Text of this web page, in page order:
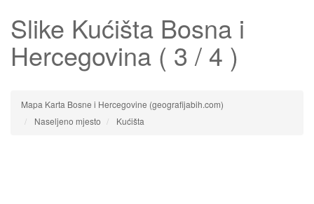
Slike Kućišta Bosna i
Hercegovina ( 3 / 4 )
Mapa Karta Bosne i Hercegovine (geografijabih.com)
Naseljeno mjesto
Kućišta